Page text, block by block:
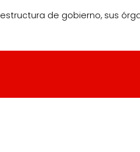
de gobierno, sus